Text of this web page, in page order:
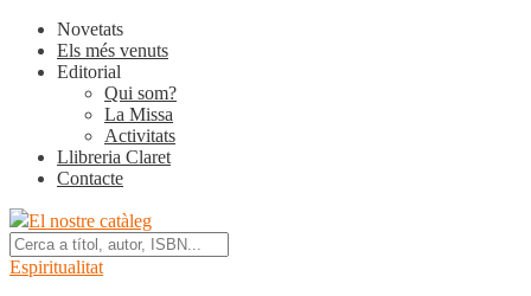
Novetats
Els més venuts
Editorial
Qui som?
La Missa
Activitats
Llibreria Claret
Contacte
El nostre catàleg
Espiritualitat